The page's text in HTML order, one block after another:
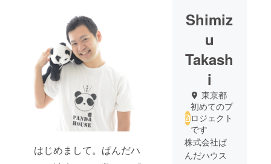
はじめまして。ぱんだハ
Shimiz
u
Takash
i
東京都
初めてのプ
ロジェクト
です
株式会社ぱ
んだハウス